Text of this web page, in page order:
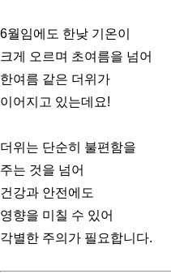
6월임에도 한낮 기온이
크게 오르며 초여름을 넘어
한여름 같은 더위가
이어지고 있는데요!
더위는 단순히 불편함을
주는 것을 넘어
건강과 안전에도
영향을 미칠 수 있어
각별한 주의가 필요합니다.